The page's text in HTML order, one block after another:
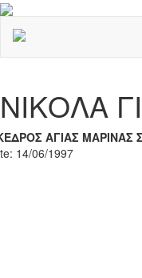
ΝΙΚΟΛΑ
ΑΓΙΑΣ ΜΑΡΙΝΑΣ
14/06/1997